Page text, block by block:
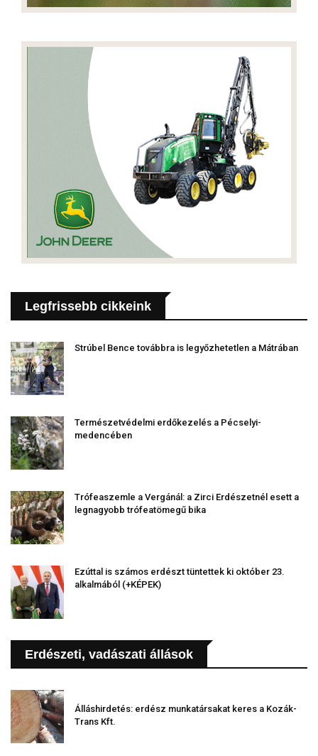
Legfrissebb cikkeink
Strúbel Bence továbbra is legyőzhetetlen a Mátrában
Természetvédelmi erdőkezelés a Pécselyi-
medencében
Trófeaszemle a Vergánál: a Zirci Erdészetnél esett a
legnagyobb trófeatömegű bika
Ezúttal is számos erdészt tüntettek ki október 23.
alkalmából (+KÉPEK)
Erdészeti, vadászati állások
Álláshirdetés: erdész munkatársakat keres a Kozák-
Trans Kft.